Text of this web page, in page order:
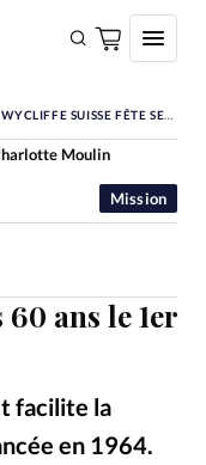
WYCLIFFE SUISSE FÊTE SES 60 ANS LE 1ER JUIN À BIENNE
ans le 1er
facilite la
en 1964.
Mission
Moulin